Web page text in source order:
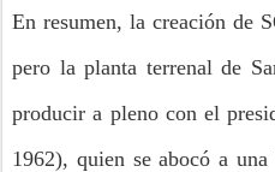
En resumen, la creación de
pero la planta terrenal de
producir a pleno con el
1962), quien se abocó a